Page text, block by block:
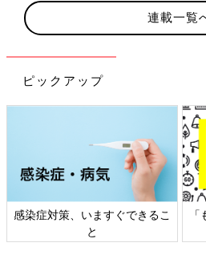
用は基本的にナシでOKです。とく
いぐるみ、掛け布団やまくらなどを
1才以上もスリーパーの活用がベ
1歳以上になったら、掛け布団は使っ
し、掛け布団やブランケットは足で
があります。
夜中にママ・パパが起きて体にかけ
パパも、しっかり睡眠をとることが
点でもスリーパーがおすすめです。
連載一覧
ピックアップ
感染症対策、いますぐできるこ
と